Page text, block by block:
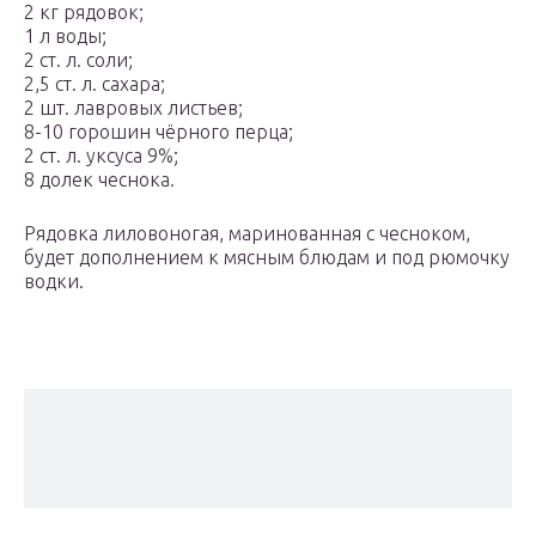
2 кг рядовок;
1 л воды;
2 ст. л. соли;
2,5 ст. л. сахара;
2 шт. лавровых листьев;
8-10 горошин чёрного перца;
2 ст. л. уксуса 9%;
8 долек чеснока.
Рядовка лиловоногая, маринованная с чесноком,
будет дополнением к мясным блюдам и под рюмочку
водки.